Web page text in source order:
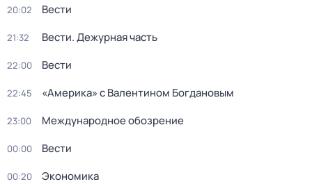
20:02 Вести
21:32 Вести. Дежурная часть
22:00 Вести
22:45 «Америка» с Валентином Богдановым
23:00 Международное обозрение
00:00 Вести
00:20 Экономика